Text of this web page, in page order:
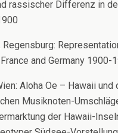
rassischer Differenz in
and Germany 1900-
Aloha Oe – Hawaii und
Musiknoten-
der Hawaii-